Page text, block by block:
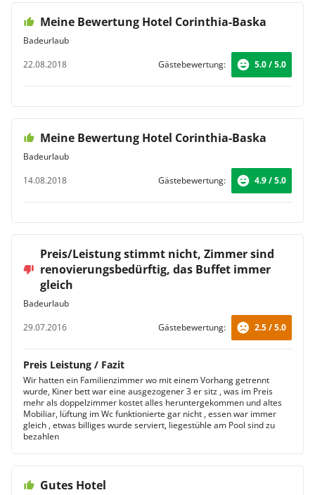
Meine Bewertung Hotel Corinthia-Baska
Badeurlaub
22.08.2018
Gästebewertung: 5.0 / 5.0
Meine Bewertung Hotel Corinthia-Baska
Badeurlaub
14.08.2018
Gästebewertung: 4.9 / 5.0
Preis/Leistung stimmt nicht, Zimmer sind
renovierungsbedürftig, das Buffet immer
gleich
Badeurlaub
29.07.2016
Gästebewertung: 2.5 / 5.0
Preis Leistung / Fazit
Wir hatten ein Familienzimmer wo mit einem Vorhang getrennt
wurde, Kiner bett war eine ausgezogener 3 er sitz , was im Preis
mehr als doppelzimmer kostet alles heruntergekommen und altes
Mobiliar, lüftung im Wc funktionierte gar nicht , essen war immer
gleich , etwas billiges wurde serviert, liegestühle am Pool sind zu
bezahlen
Gutes Hotel